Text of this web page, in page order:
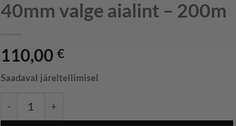
40mm valge aialint – 200m
110,00 €
Saadaval järeltellimisel